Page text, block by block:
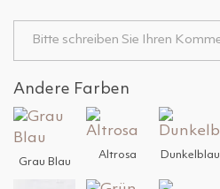
Andere Farben
Grau Blau
Altrosa Dunkelblau